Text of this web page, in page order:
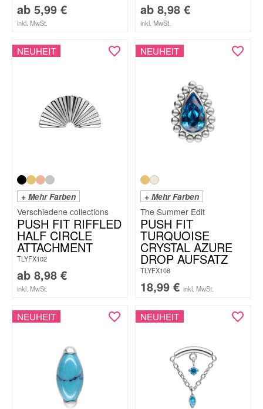
ab 5,99 €
inkl. MwSt.
ab 8,98 €
inkl. MwSt.
NEUHEIT
+ Mehr Farben
PUSH FIT RIFFLED
HALF CIRCLE
ATTACHMENT
TLYFX102
ab 8,98 €
inkl. MwSt.
NEUHEIT
+ Mehr Farben
The Summer Edit
PUSH FIT
TURQUOISE
CRYSTAL AZURE
DROP AUFSATZ
TLYFX108
18,99 € inkl. MwSt.
NEUHEIT NEUHEIT